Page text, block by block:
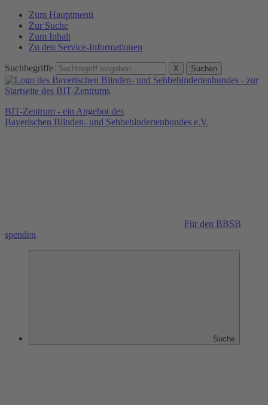
Zum Hauptmenü
Zur Suche
Zum Inhalt
Zu den Service-Informationen
Suchbegriffe X Suchen
BIT-Zentrum - ein Angebot des
Bayerischen Blinden- und Sehbehindertenbundes e.V.
Für den BBSB
spenden
Suche